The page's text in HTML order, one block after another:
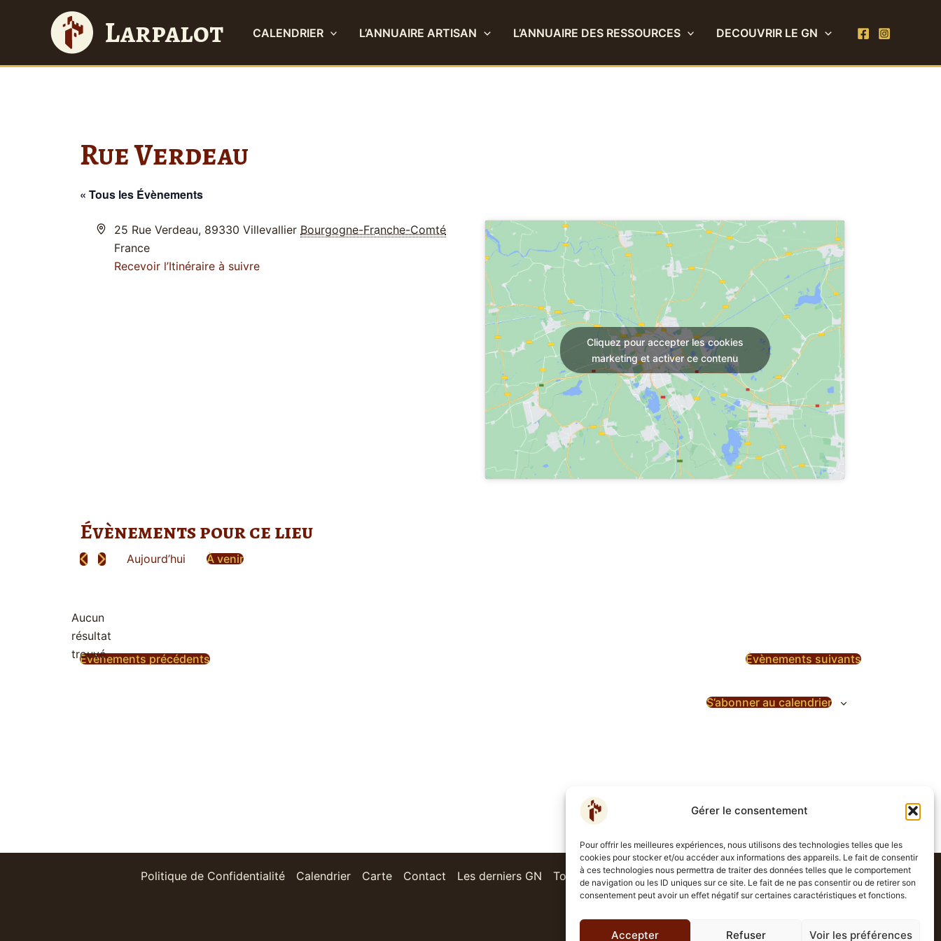
Gérer le consentement
Pour offrir les meilleures expériences, nous utilisons des technologies telles que les
cookies pour stocker et/ou accéder aux informations des appareils. Le fait de consentir
à ces technologies nous permettra de traiter des données telles que le comportement
de navigation ou les ID uniques sur ce site. Le fait de ne pas consentir ou de retirer son
consentement peut avoir un effet négatif sur certaines caractéristiques et fonctions.
Accepter Refuser Voir les préférences
e
Larpalot CALENDRIER L’ANNUAIRE ARTISAN L’ANNUAIRE DES RESSOURCES DECOUVRIR LE GN
Rue Verdeau
« Tous les Évènements
Adresse
25 Rue Verdeau, 89330 Villevallier Bourgogne-Franche-Comté
France
Recevoir l’Itinéraire à suivre
Cliquez pour accepter les cookies
marketing et activer ce contenu
Évènements pour ce lieu
Notice
Aucun
résultat
trouvé.
Aujourd’hui À venir
Évènements précédents Évènements suivants
S’abonner au calendrier
Politique de Confidentialité Calendrier Carte Contact Les derniers GN Toutes les Actus Vos Actus Votre GN Beta